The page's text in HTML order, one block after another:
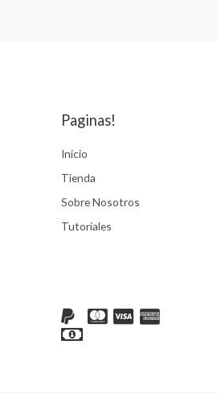
Paginas!
Inicio
Tienda
Sobre Nosotros
Tutoriales